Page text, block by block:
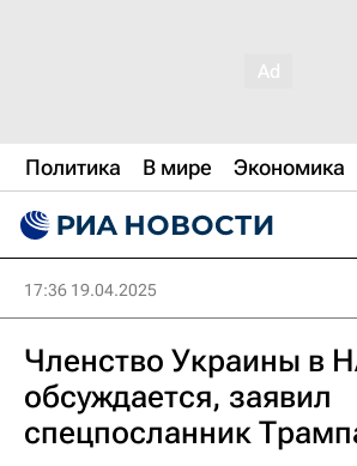
Политика В мире Экономика
17:36 19.04.2025
Членство Украины в
обсуждается, заявил
спецпосланник